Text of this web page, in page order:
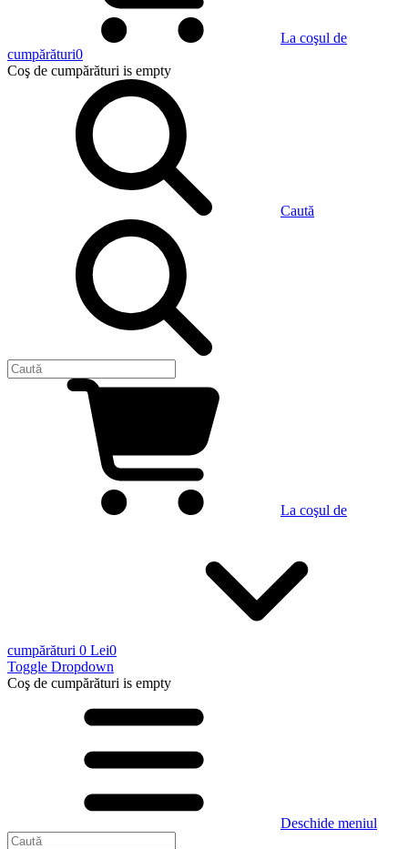
La coşul de
cumpărături0
Coş de cumpărături is empty
Caută
La coşul de
cumpărături 0 Lei0
Toggle Dropdown
Coş de cumpărături is empty
Deschide meniul